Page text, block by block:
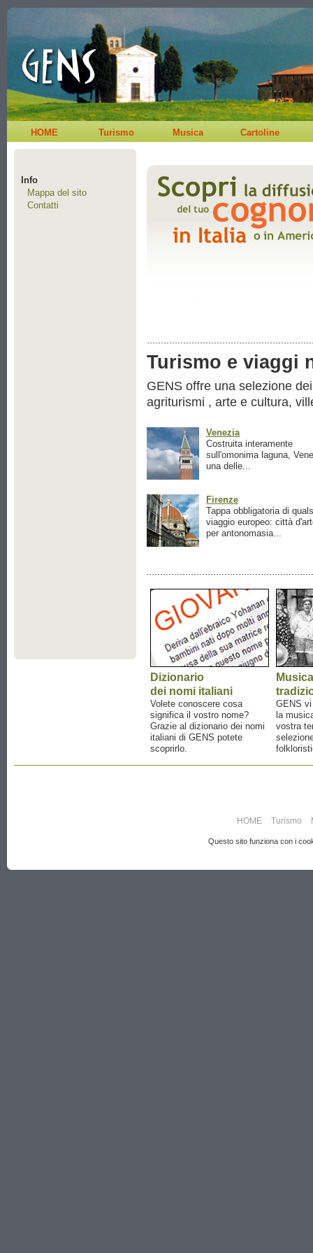
HOME Turismo Musica Cartoline
Info
Mappa del sito
Contatti
Turismo e viaggi
GENS offre una selezione
agriturismi , arte e cultura,
Venezia
Costruita interamente
sull'omonima laguna,
una delle...
Firenze
Tappa obbligatoria di
viaggio europeo: città
per antonomasia...
Dizionario
dei nomi italiani
Volete conoscere cosa
significa il vostro nome?
Grazie al dizionario dei nomi
italiani di GENS potete
scoprirlo.
Musica
GENS
la
vostra
HOME Turismo
Questo sito funziona con i